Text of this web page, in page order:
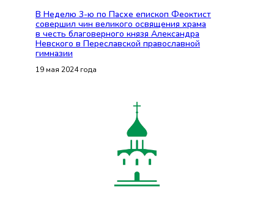
В Неделю 3-ю по Пасхе епископ Феоктист
совершил чин великого освящения храма
в честь благоверного князя Александра
Невского в Переславской православной
гимназии
19 мая 2024 года